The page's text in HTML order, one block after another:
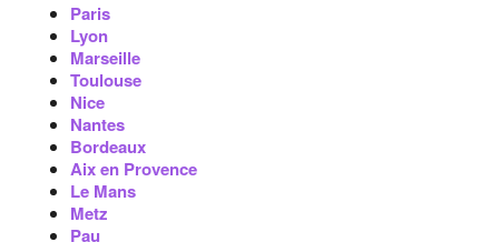
Paris
Lyon
Marseille
Toulouse
Nice
Nantes
Bordeaux
Aix en Provence
Le Mans
Metz
Pau